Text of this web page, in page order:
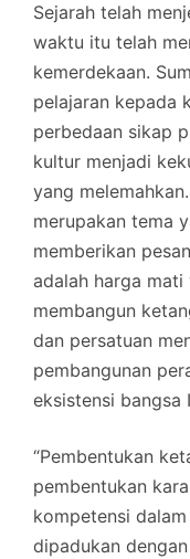
Sejarah telah
waktu itu telah
kemerdekaan.
pelajaran kepada
perbedaan sikap
kultur menjadi
yang
merupakan tema
memberikan
adalah harga
membangun
dan persatuan
pembangunan
eksistensi bangsa
“Pembentukan
pembentukan
kompetensi
dipadukan